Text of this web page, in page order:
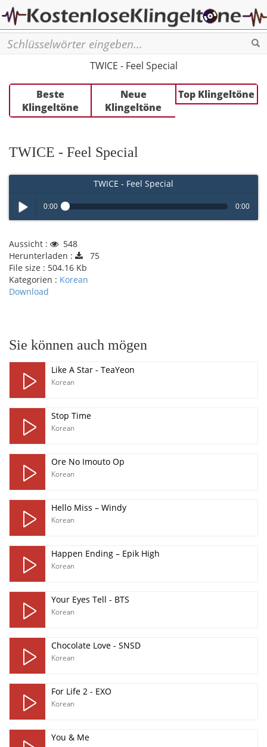
TWICE - Feel Special
Beste
Klingeltöne
Neue
Klingeltöne
Top Klingeltöne
TWICE - Feel Special
TWICE - Feel Special
Play /
0:00 0:00
Aussicht :
548
Herunterladen :
75
File size : 504.16 Kb
Kategorien : Korean
Download
Sie können auch mögen
Like A Star - TeaYeon
Korean
Stop Time
Korean
Ore No Imouto Op
Korean
Hello Miss – Windy
Korean
Happen Ending – Epik High
Korean
Your Eyes Tell - BTS
Korean
Chocolate Love - SNSD
Korean
For Life 2 - EXO
Korean
You & Me